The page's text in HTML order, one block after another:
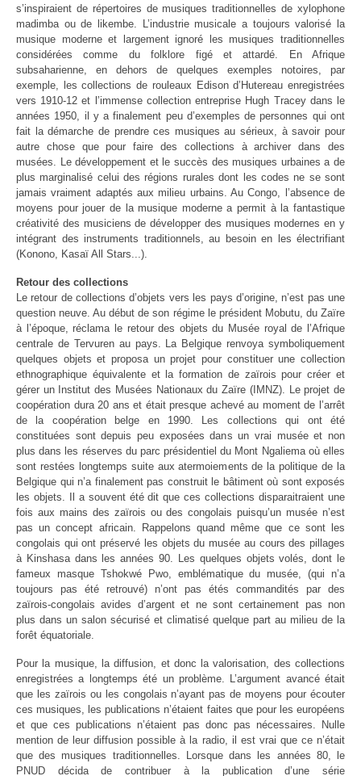
s’inspiraient de répertoires de musiques traditionnelles de xylophone
madimba ou de likembe. L’industrie musicale a toujours valorisé la
musique moderne et largement ignoré les musiques traditionnelles
considérées comme du folklore figé et attardé. En Afrique
subsaharienne, en dehors de quelques exemples notoires, par
exemple, les collections de rouleaux Edison d’Hutereau enregistrées
vers 1910-12 et l’immense collection entreprise Hugh Tracey dans le
années 1950, il y a finalement peu d’exemples de personnes qui ont
fait la démarche de prendre ces musiques au sérieux, à savoir pour
autre chose que pour faire des collections à archiver dans des
musées. Le développement et le succès des musiques urbaines a de
plus marginalisé celui des régions rurales dont les codes ne se sont
jamais vraiment adaptés aux milieu urbains. Au Congo, l’absence de
moyens pour jouer de la musique moderne a permit à la fantastique
créativité des musiciens de développer des musiques modernes en y
intégrant des instruments traditionnels, au besoin en les électrifiant
(Konono, Kasaï All Stars...).
Retour des collections
Le retour de collections d’objets vers les pays d’origine, n’est pas une
question neuve. Au début de son régime le président Mobutu, du Zaïre
à l’époque, réclama le retour des objets du Musée royal de l’Afrique
centrale de Tervuren au pays. La Belgique renvoya symboliquement
quelques objets et proposa un projet pour constituer une collection
ethnographique équivalente et la formation de zaïrois pour créer et
gérer un Institut des Musées Nationaux du Zaïre (IMNZ). Le projet de
coopération dura 20 ans et était presque achevé au moment de l’arrêt
de la coopération belge en 1990. Les collections qui ont été
constituées sont depuis peu exposées dans un vrai musée et non
plus dans les réserves du parc présidentiel du Mont Ngaliema où elles
sont restées longtemps suite aux atermoiements de la politique de la
Belgique qui n’a finalement pas construit le bâtiment où sont exposés
les objets. Il a souvent été dit que ces collections disparaitraient une
fois aux mains des zaïrois ou des congolais puisqu’un musée n’est
pas un concept africain. Rappelons quand même que ce sont les
congolais qui ont préservé les objets du musée au cours des pillages
à Kinshasa dans les années 90. Les quelques objets volés, dont le
fameux masque Tshokwé Pwo, emblématique du musée, (qui n’a
toujours pas été retrouvé) n’ont pas étés commandités par des
zaïrois-congolais avides d’argent et ne sont certainement pas non
plus dans un salon sécurisé et climatisé quelque part au milieu de la
forêt équatoriale.
Pour la musique, la diffusion, et donc la valorisation, des collections
enregistrées a longtemps été un problème. L’argument avancé était
que les zaïrois ou les congolais n’ayant pas de moyens pour écouter
ces musiques, les publications n’étaient faites que pour les européens
et que ces publications n’étaient pas donc pas nécessaires. Nulle
mention de leur diffusion possible à la radio, il est vrai que ce n’était
que des musiques traditionnelles. Lorsque dans les années 80, le
PNUD décida de contribuer à la publication d’une série